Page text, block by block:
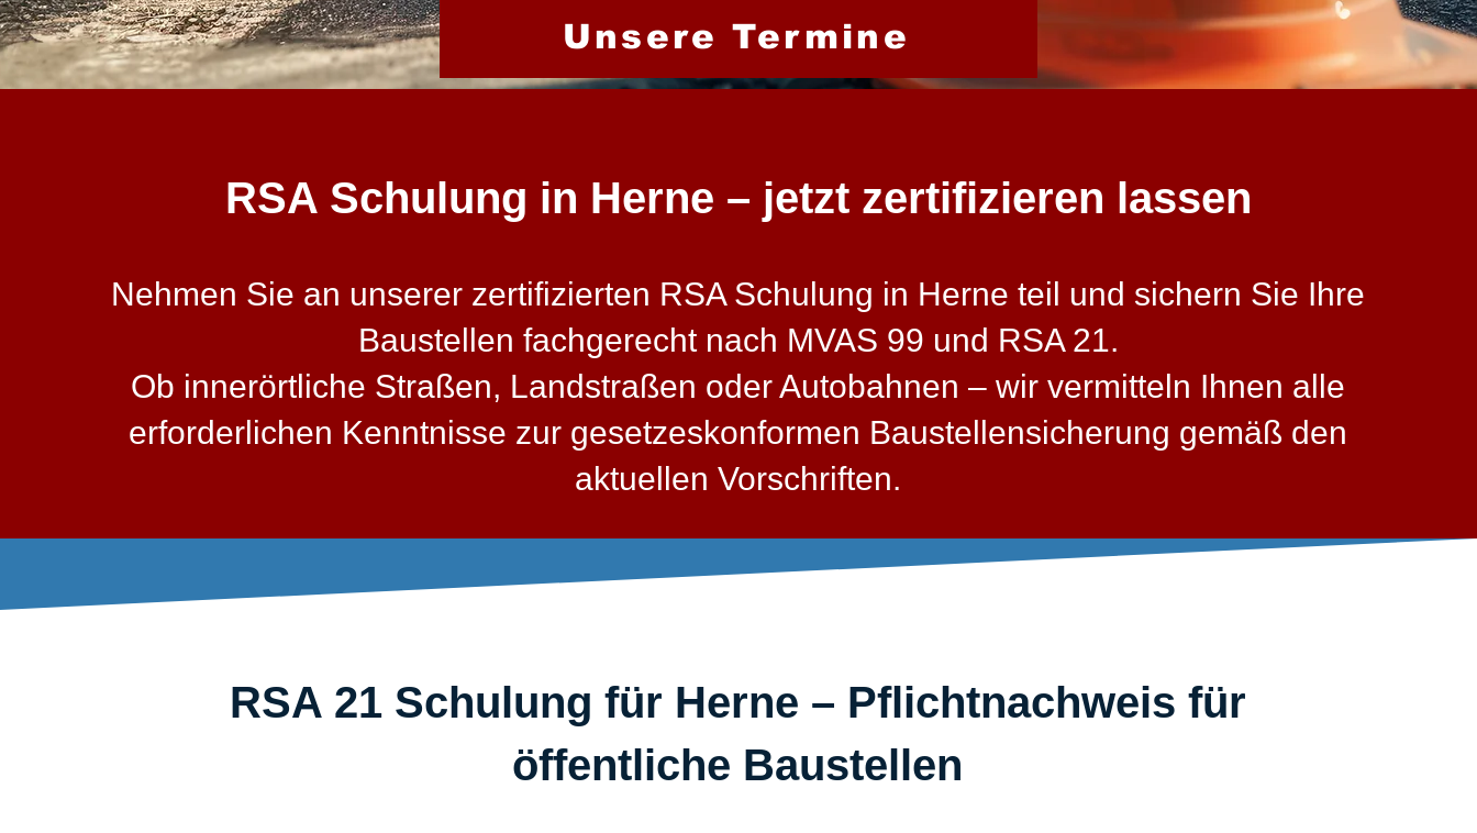
Unsere Termine
RSA Schulung in Herne – jetzt zertifizieren lassen
Nehmen Sie an unserer zertifizierten RSA Schulung in Herne teil und sichern Sie Ihre
Baustellen fachgerecht nach MVAS 99 und RSA 21.
Ob innerörtliche Straßen, Landstraßen oder Autobahnen – wir vermitteln Ihnen alle
erforderlichen Kenntnisse zur gesetzeskonformen Baustellensicherung gemäß den
aktuellen Vorschriften.
RSA 21 Schulung für Herne – Pflichtnachweis für
öffentliche Baustellen​